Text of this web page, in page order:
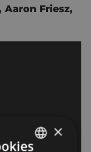
Aaron Friesz,
×